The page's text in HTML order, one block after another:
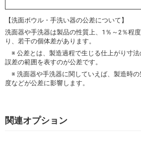
【洗面ボウル・手洗い器の公差について】
洗面器や手洗器は製品の性質上、1％～2％程
り、若干の個体差があります。
※ 公差とは、製造過程で生じる仕上がり寸
誤差の範囲を表すのが公差です。
※ 洗面器や手洗器に関していえば、製造時
度などが公差に影響します。
関連オプション